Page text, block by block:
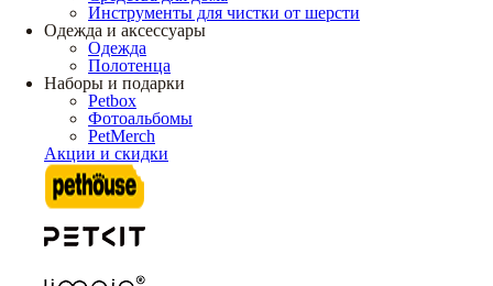
Инструменты для чистки от шерсти
Одежда и аксессуары
Одежда
Полотенца
Наборы и подарки
Petbox
Фотоальбомы
PetMerch
Акции и скидки